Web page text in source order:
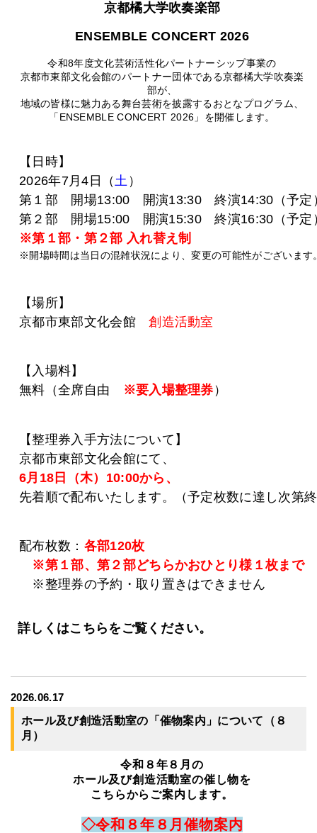
京都橘大学吹奏楽部
ENSEMBLE CONCERT 2026
令和8年度文化芸術活性化パートナーシップ事業の
京都市東部文化会館のパートナー団体である京都橘大学吹奏楽
部が、
地域の皆様に魅力ある舞台芸術を披露するおとなプログラム、
「ENSEMBLE CONCERT 2026」を開催します。
【日時】
2026年7月4日（土 ）
第１部 開場13:00 開演13:30 終演14:30（予定
第２部 開場15:00 開演15:30 終演16:30（予定
※第１部・第２部 入れ替え制
※開場時間は当日の混雑状況により、変更の可能性がございます
【場所】
京都市東部文化会館創造活動室
【入場料】
無料（全席自由
※要入場整理券）
【整理券入手方法について】
京都市東部文化会館にて、
6月18日（木）10:00から、
先着順で配布いたします。（予定枚数に達し次第
配布枚数： 各部120枚
※第１部、第２部どちらかおひとり様１枚まで
※整理券の予約・取り置きはできません
詳しくはこちらをご覧ください。
2026.06.17
ホール及び創造活動室の「催物案内」について（８
月）
令和８年８月の
ホール及び創造活動室の催し物を
こちらからご案内します。
◇令和８年８月催物案内